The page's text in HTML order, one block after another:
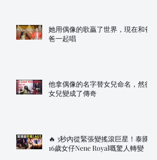
她用偶像的歌贏了世界，現在和爸
爸一起唱
他拿偶像的名字替女兒命名，然後
女兒變成了傳奇
🔥 3秒內從緊張變搖滾巨星！泰國
16歲女仔Nene Royal嘅驚人轉變